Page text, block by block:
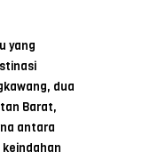
yang
dua
Barat,
antara
keindahan